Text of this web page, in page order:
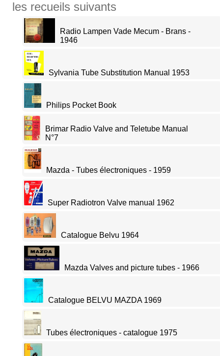
les recueils suivants
Radio Lampen Vade Mecum - Brans -
1946
Sylvania Tube Substitution Manual 1953
Philips Pocket Book
Brimar Radio Valve and Teletube Manual
N°7
Mazda - Tubes électroniques - 1959
Super Radiotron Valve manual 1962
Catalogue Belvu 1964
Mazda Valves and picture tubes - 1966
Catalogue BELVU MAZDA 1969
Tubes électroniques - catalogue 1975